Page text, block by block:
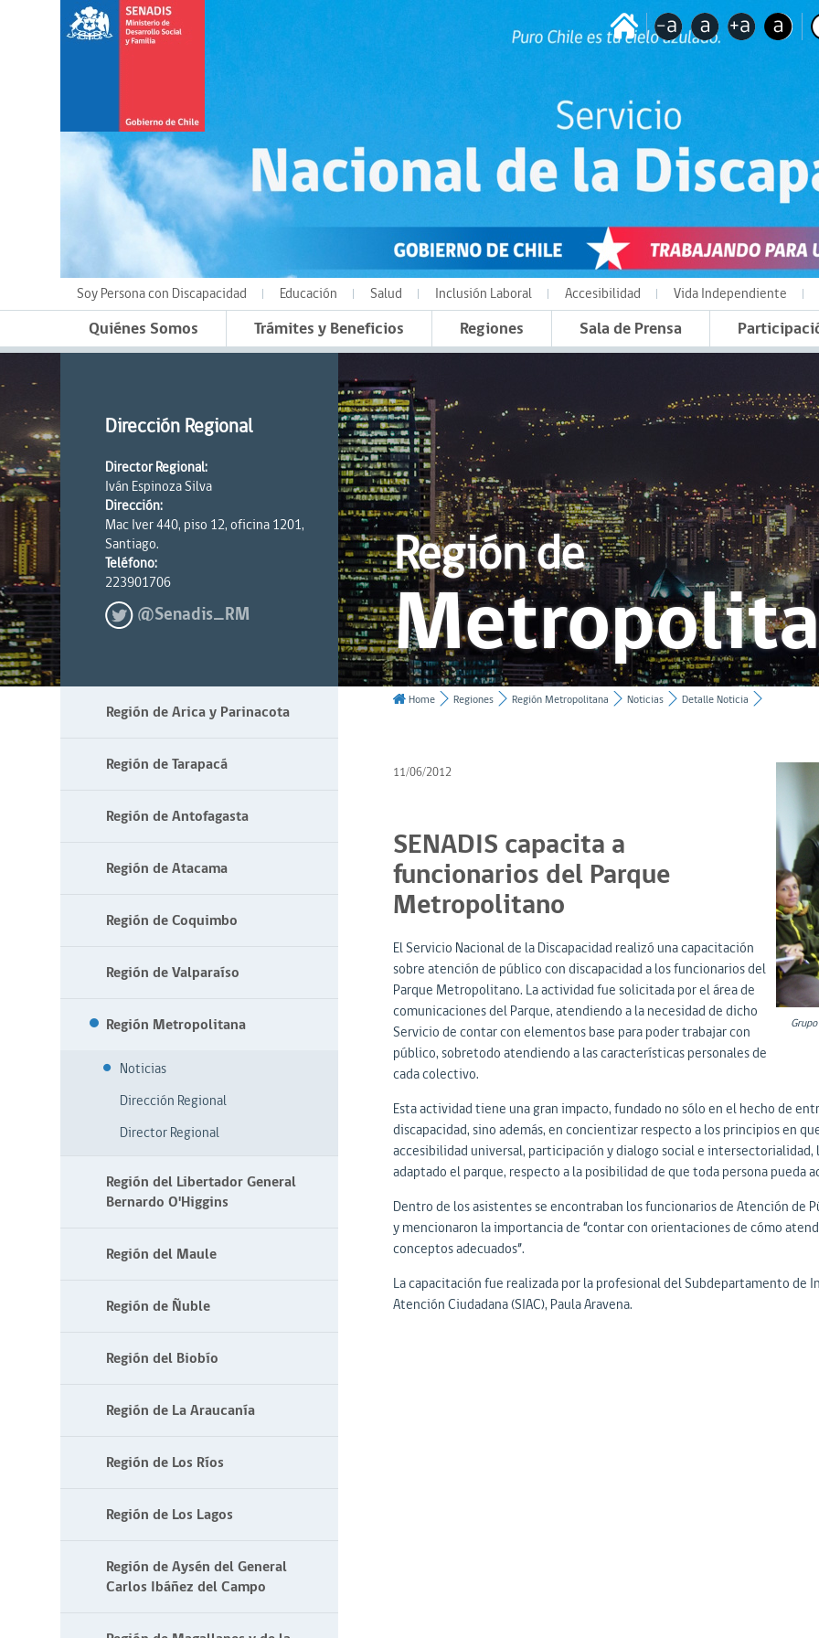
Soy Persona con Discapacidad Educación Salud Inclusión Laboral Accesibilidad Vida Independiente
Quiénes Somos Trámites y Beneficios Regiones Sala de Prensa
Dirección Regional
Director Regional:
Iván Espinoza Silva
Dirección:
Mac Iver 440, piso 12, oficina 1201,
Santiago.
Teléfono:
223901706
@Senadis_RM
Región de
Región de Arica y Parinacota
Región de Tarapacá
Región de Antofagasta
Región de Atacama
Región de Coquimbo
Región de Valparaíso
Región Metropolitana
Noticias
Dirección Regional
Director Regional
Región del Libertador General
Bernardo O'Higgins
Región del Maule
Región de Ñuble
Región del Biobío
Región de La Araucanía
Región de Los Ríos
Región de Los Lagos
Región de Aysén del General
Carlos Ibáñez del Campo
Home Regiones Región Metropolitana Noticias Detalle Noticia
11/06/2012
SENADIS capacita a
funcionarios del Parque
Metropolitano
El Servicio Nacional de la Discapacidad realizó una capacitación
sobre atención de público con discapacidad a los funcionarios del
Parque Metropolitano. La actividad fue solicitada por el área de
comunicaciones del Parque, atendiendo a la necesidad de dicho
Servicio de contar con elementos base para poder trabajar con
público, sobretodo atendiendo a las características personales de
cada colectivo.
Esta actividad tiene una gran impacto, fundado no sólo en el hecho de
discapacidad, sino además, en concientizar respecto a los principios en
accesibilidad universal, participación y dialogo social e
adaptado el parque, respecto a la posibilidad de que toda persona pueda
Dentro de los asistentes se encontraban los funcionarios de Atención de
y mencionaron la importancia de “contar con orientaciones de cómo
conceptos adecuados”.
La capacitación fue realizada por la profesional del Subdepartamento de
Atención Ciudadana (SIAC), Paula Aravena.